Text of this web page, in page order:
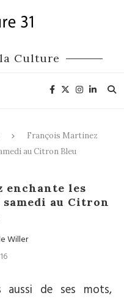
Culture
François Martinez
au Citron Bleu
enchante les
au Citron
Willer
aussi de ses mots,